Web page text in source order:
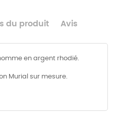
du produit Avis
en argent rhodié.
Murial sur mesure.